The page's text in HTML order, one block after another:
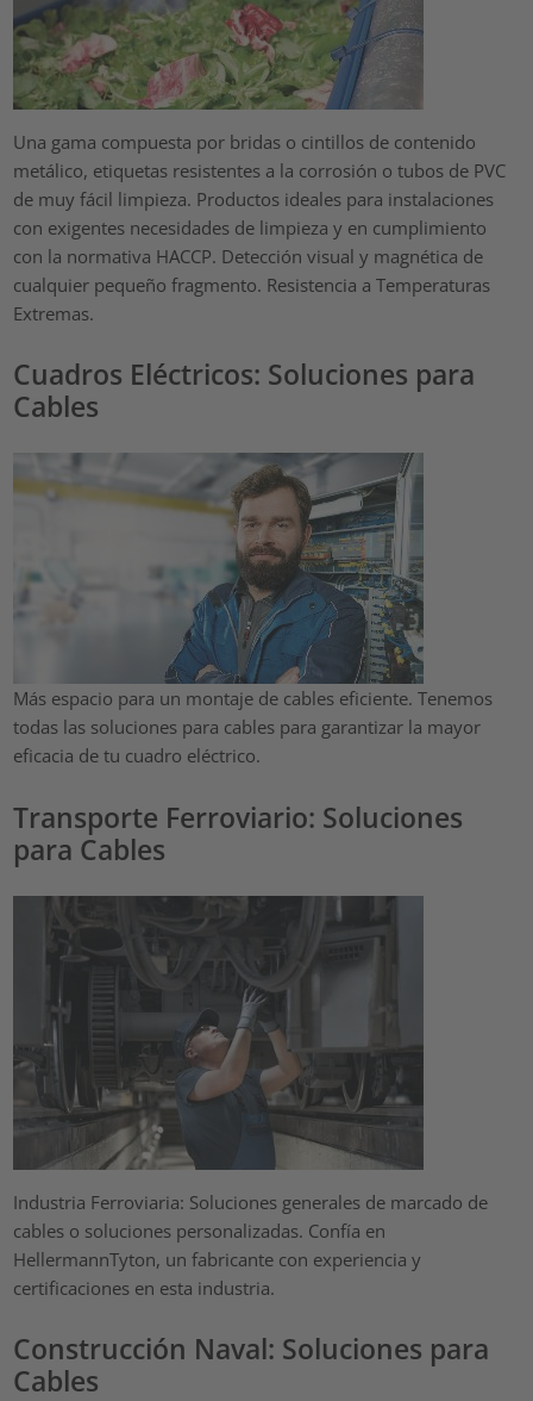
Una gama compuesta por bridas o cintillos de contenido
metálico, etiquetas resistentes a la corrosión o tubos de PVC
de muy fácil limpieza. Productos ideales para instalaciones
con exigentes necesidades de limpieza y en cumplimiento
con la normativa HACCP. Detección visual y magnética de
cualquier pequeño fragmento. Resistencia a Temperaturas
Extremas.
Cuadros Eléctricos: Soluciones para
Cables
Más espacio para un montaje de cables eficiente. Tenemos
todas las soluciones para cables para garantizar la mayor
eficacia de tu cuadro eléctrico.
Transporte Ferroviario: Soluciones
para Cables
Industria Ferroviaria: Soluciones generales de marcado de
cables o soluciones personalizadas. Confía en
HellermannTyton, un fabricante con experiencia y
certificaciones en esta industria.
Construcción Naval: Soluciones para
Cables